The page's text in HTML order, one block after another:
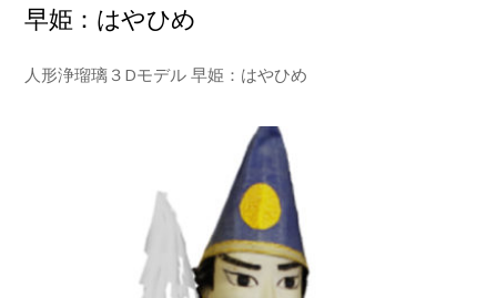
早姫：はやひめ
人形浄瑠璃３Dモデル 早姫：はやひめ